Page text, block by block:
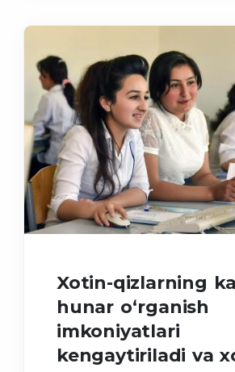
Xotin-qizlarning
hunar o‘rganish
imkoniyatlari
kengaytiriladi va